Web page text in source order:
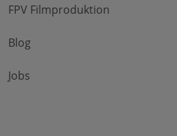
FPV Filmproduktion
Blog
Jobs